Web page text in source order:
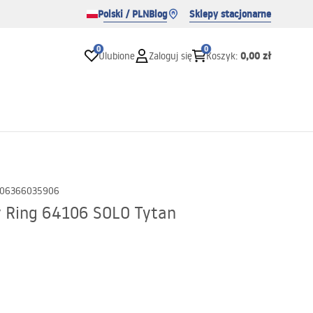
Polski / PLNBlog Sklepy stacjonarne
0
Ulubione Zaloguj się
0
Koszyk: 0,00 zł
64106 SOLO Tytan